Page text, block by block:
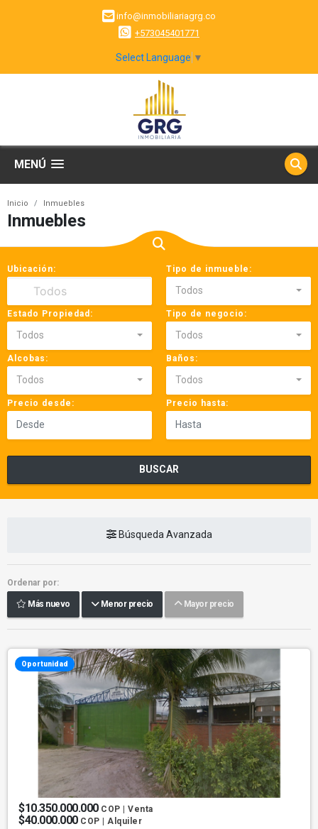
info@inmobiliariagrg.co
+573045401771
Select Language ▼
MENÚ
Inicio Inmuebles
Inmuebles
Ubicación: Tipo de inmueble:
Todos
Estado Propiedad:
Todos
Tipo de negocio:
Todos
Alcobas:
Todos
Baños:
Todos
Precio desde: Precio hasta:
BUSCAR
Búsqueda Avanzada
Ordenar por:
Más nuevo Menor precio Mayor precio
Oportunidad
$10.350.000.000 COP | Venta
$40.000.000 COP | Alquiler